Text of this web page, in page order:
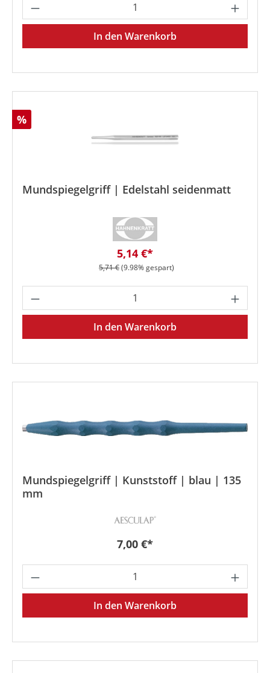
Produkt Anzahl: Gib den
In den Warenkorb
Rabatt
%
Mundspiegelgriff | Edelstahl seidenmatt
Verkaufspreis:
5,14 €*
Regulärer Preis:
5,71 €(9.98% gespart)
Produkt Anzahl: Gib den
In den Warenkorb
Mundspiegelgriff | Kunststoff | blau | 135
mm
Regulärer Preis:
7,00 €*
Produkt Anzahl: Gib den
In den Warenkorb